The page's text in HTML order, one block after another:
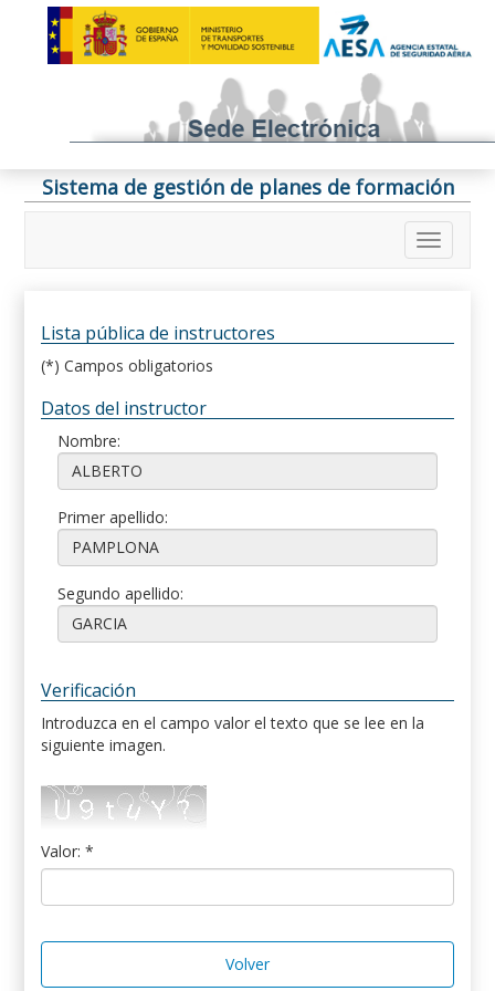
Sistema de gestión de planes de formación
Lista pública de instructores
(*) Campos obligatorios
Datos del instructor
Nombre:
Primer apellido:
Segundo apellido:
Verificación
Introduzca en el campo valor el texto que se lee en la
siguiente imagen.
Valor: *
Volver